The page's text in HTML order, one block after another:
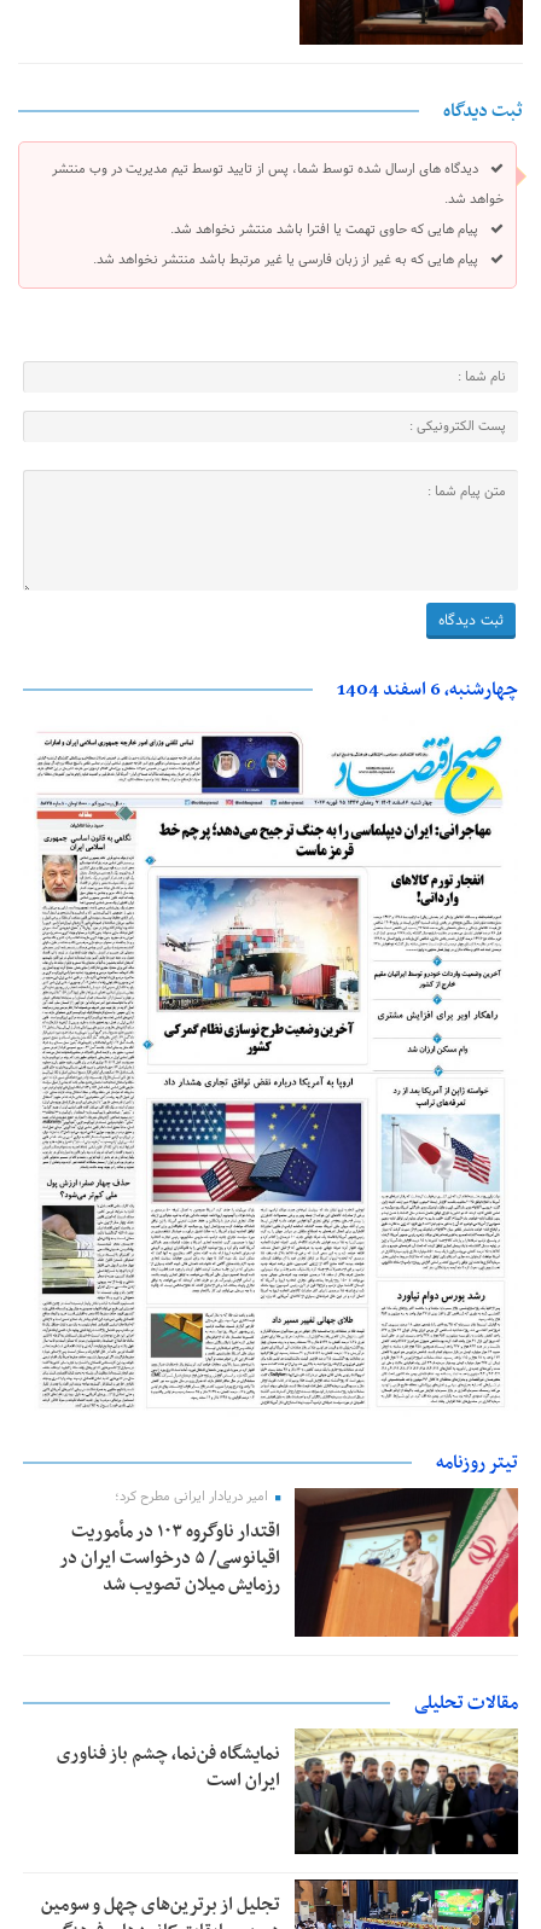
ثبت دیدگاه
دیدگاه های ارسال شده توسط شما، پس از تایید توسط تیم مدیریت در وب منتشر
خواهد شد.
پیام هایی که حاوی تهمت یا افترا باشد منتشر نخواهد شد.
پیام هایی که به غیر از زبان فارسی یا غیر مرتبط باشد منتشر نخواهد شد.
چهارشنبه، 6 اسفند 1404
تیتر روزنامه
امیر دریادار ایرانی مطرح کرد؛
اقتدار ناوگروه ۱۰۳ در مأموریت‌
اقیانوسی/ ۵ درخواست ایران در
رزمایش میلان تصویب شد
مقالات تحلیلی
نمایشگاه فن‌نما، چشم باز فناوری
ایران است
تجلیل از بر‌ترین‌های چهل و سومین